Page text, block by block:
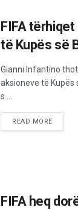
FIFA
të Kupës së
Gianni Infantino
aksioneve të Kupës
s ...
READ MORE
FIFA heq